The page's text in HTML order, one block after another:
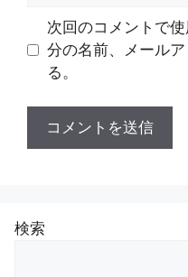
次回のコメントで
分の名前、メール
る。
検索